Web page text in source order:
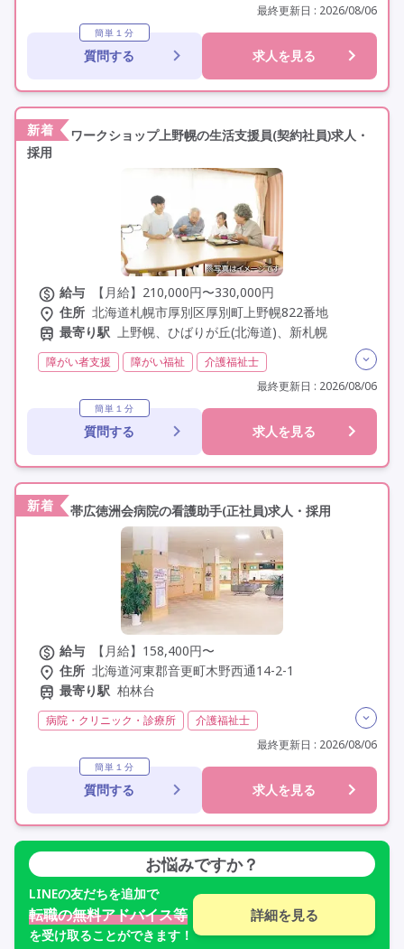
社会保険完備
交通費支給
学歴不問 定年60歳以上
定年65歳以上
車通勤可
最終更新日 : 2026/08/06
簡単１分
質問する 求人を見る
新着
ワークショップ上野幌の生活支援員(契約社員)求人・
採用
給与
【月給】210,000円〜330,000円
住所 北海道札幌市厚別区厚別町上野幌822番地
最寄り駅 上野幌、ひばりが丘(北海道)、新札幌
障がい者支援 障がい福祉
介護福祉士
初任者研修(ヘルパー2級)
夜勤なし 残業月20時間以内
残業ほぼなし
社会保険完備 交通費支給
学歴不問
車通勤可 駅近
最終更新日 : 2026/08/06
簡単１分
質問する 求人を見る
新着 帯広徳洲会病院の看護助手(正社員)求人・採用
給与
【月給】158,400円〜
住所 北海道河東郡音更町木野西通14-2-1
最寄り駅 柏林台
病院・クリニック・診療所
介護福祉士
常勤
社会保険完備
交通費支給
年間休日110日以上
学歴不問
定年60歳以上
最終更新日 : 2026/08/06
簡単１分
質問する 求人を見る
お悩みですか？
LINEの友だちを追加で
転職の無料アドバイス等
を受け取ることができます！
詳細を見る